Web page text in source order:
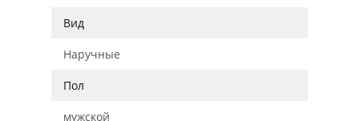
Вид
Наручные
Пол
мужской